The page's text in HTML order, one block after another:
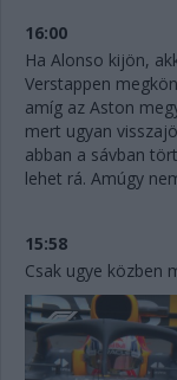
16:00
Ha Alonso kijön,
Verstappen
amíg az Aston
mert ugyan
abban a sávban
lehet rá. Amúgy
15:58
Csak ugye közben